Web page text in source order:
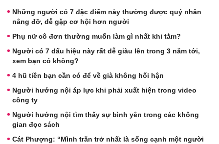
Những người có 7 đặc điểm này thường được quý nhân
nâng đỡ, dễ gặp cơ hội hơn người
Phụ nữ cô đơn thường muốn làm gì nhất khi tắm?
Người có 7 dấu hiệu này rất dễ giàu lên trong 3 năm tới,
xem bạn có không?
4 hũ tiền bạn cần có để về già không hối hận
Người hướng nội áp lực khi phải xuất hiện trong video
công ty
Người hướng nội tìm thấy sự bình yên trong các không
gian đọc sách
Cát Phượng: “Mình trăn trở nhất là sống cạnh một người